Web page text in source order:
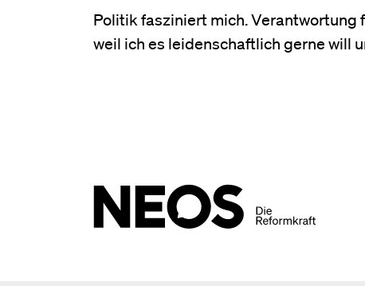
Politik fasziniert mich. Verantwortung
weil ich es leidenschaftlich gerne will